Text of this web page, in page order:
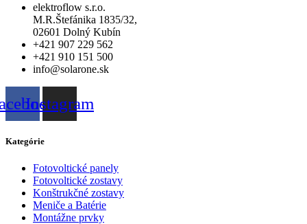
elektroflow s.r.o.
M.R.Štefánika 1835/32,
02601 Dolný Kubín
+421 907 229 562
+421 910 151 500
info@solarone.sk
Instagram
Kategórie
Fotovoltické panely
Fotovoltické zostavy
Konštrukčné zostavy
Meniče a Batérie
Montážne prvky